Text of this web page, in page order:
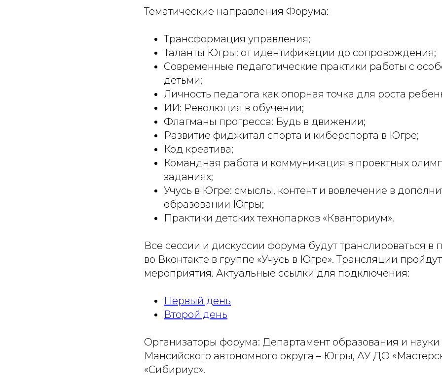
Тематические направления Форума:
Трансформация управления;
Таланты Югры: от идентификации до сопровождения;
Современные педагогические практики работы с
детьми;
Личность педагога как опорная точка для роста
ИИ: Революция в обучении;
Флагманы прогресса: Будь в движении;
Развитие фиджитал спорта и киберспорта в Югре;
Код креатива;
Командная работа и коммуникация в проектных
заданиях;
Учусь в Югре: смыслы, контент и вовлечение в
образовании Югры;
Практики детских технопарков «Кванториум».
Все сессии и дискуссии форума будут транслироваться в
во Вконтакте в группе «Учусь в Югре». Трансляции
мероприятия. Актуальные ссылки для подключения:
Первый день
Второй день
Организаторы форума: Департамент образования и
Мансийского автономного округа – Югры, АУ ДО
«Сибириус».